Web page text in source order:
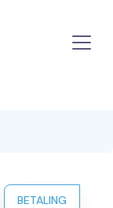
BETALING